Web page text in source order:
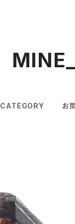
CATEGORY お